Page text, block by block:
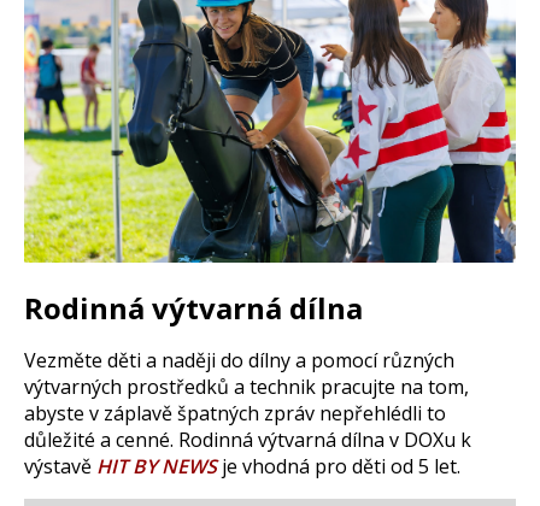
Rodinná výtvarná dílna
Vezměte děti a naději do dílny a pomocí různých
výtvarných prostředků a technik pracujte na tom,
abyste v záplavě špatných zpráv nepřehlédli to
důležité a cenné. Rodinná výtvarná dílna v DOXu k
výstavě HIT BY NEWS je vhodná pro děti od 5 let.